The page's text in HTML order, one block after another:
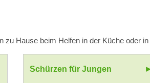
zu Hause beim Helfen in der Küche oder
Schürzen für Jungen